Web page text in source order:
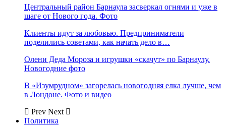
Центральный район Барнаула засверкал огнями и уже в
шаге от Нового года. Фото
Клиенты идут за любовью. Предприниматели
поделились советами, как начать дело в…
Олени Деда Мороза и игрушки «скачут» по Барнаулу.
Новогодние фото
В «Изумрудном» загорелась новогодняя елка лучше, чем
в Лондоне. Фото и видео
Prev Next
Политика